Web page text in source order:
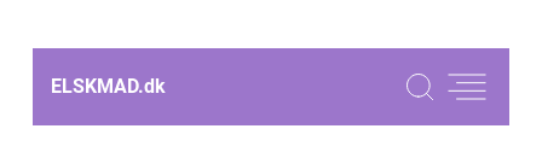
ELSKMAD.dk